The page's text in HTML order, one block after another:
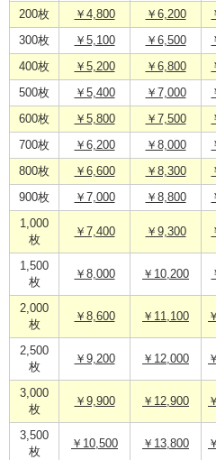
200枚 ￥4,800 ￥6,200
300枚 ￥5,100 ￥6,500
400枚 ￥5,200 ￥6,800
500枚 ￥5,400 ￥7,000
600枚 ￥5,800 ￥7,500
700枚 ￥6,200 ￥8,000
800枚 ￥6,600 ￥8,300
900枚 ￥7,000 ￥8,800
1,000
枚
￥7,400 ￥9,300
1,500
枚
￥8,000 ￥10,200
2,000
枚
￥8,600 ￥11,100
2,500
枚
￥9,200 ￥12,000
3,000
枚
￥9,900 ￥12,900
3,500
枚
￥10,500 ￥13,800